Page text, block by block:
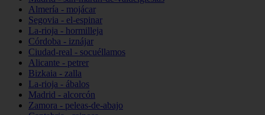
Almería - mojácar
Segovia - el-espinar
La-rioja - hormilleja
Córdoba - iznájar
Ciudad-real - socuéllamos
Alicante - petrer
Bizkaia - zalla
La-rioja - ábalos
Madrid - alcorcón
Zamora - peleas-de-abajo